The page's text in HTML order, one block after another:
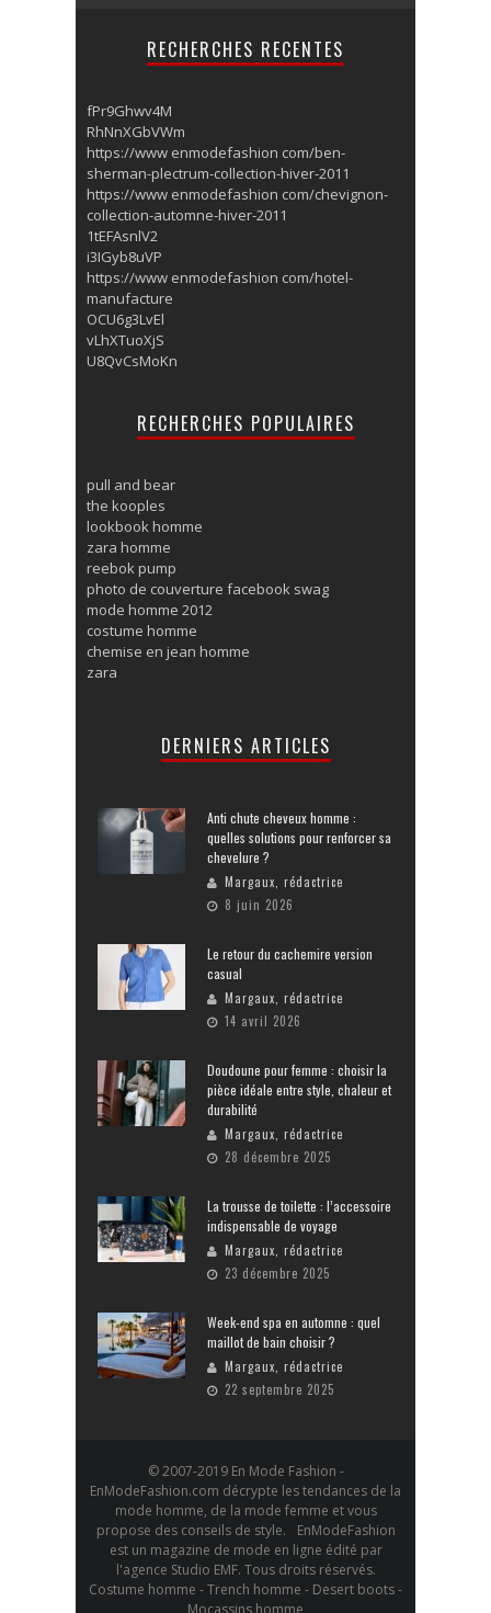
RECHERCHES RECENTES
fPr9Ghwv4M
RhNnXGbVWm
https://www enmodefashion com/ben-
sherman-plectrum-collection-hiver-2011
https://www enmodefashion com/chevignon-
collection-automne-hiver-2011
1tEFAsnlV2
i3IGyb8uVP
https://www enmodefashion com/hotel-
manufacture
OCU6g3LvEl
vLhXTuoXjS
U8QvCsMoKn
RECHERCHES POPULAIRES
pull and bear
the kooples
lookbook homme
zara homme
reebok pump
photo de couverture facebook swag
mode homme 2012
costume homme
chemise en jean homme
zara
DERNIERS ARTICLES
Anti chute cheveux homme :
quelles solutions pour renforcer sa
chevelure ?
Margaux, rédactrice
8 juin 2026
Le retour du cachemire version
casual
Margaux, rédactrice
14 avril 2026
Doudoune pour femme : choisir la
pièce idéale entre style, chaleur et
durabilité
Margaux, rédactrice
28 décembre 2025
La trousse de toilette : l’accessoire
indispensable de voyage
Margaux, rédactrice
23 décembre 2025
Week-end spa en automne : quel
maillot de bain choisir ?
Margaux, rédactrice
22 septembre 2025
© 2007-2019 En Mode Fashion -
EnModeFashion.com décrypte les tendances de la
mode homme, de la mode femme et vous
propose des conseils de style. EnModeFashion
est un magazine de mode en ligne édité par
l'agence Studio EMF. Tous droits réservés.
Costume homme - Trench homme - Desert boots -
Mocassins homme